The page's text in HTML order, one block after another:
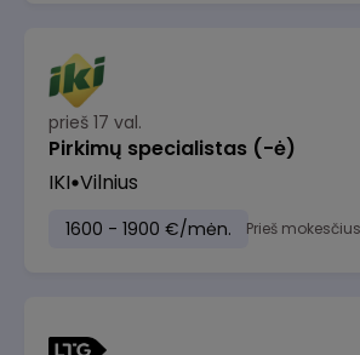
prieš 17 val.
Pirkimų specialistas (-ė)
IKI Vilnius
1600 - 1900 €/mėn. Prieš mokesčius